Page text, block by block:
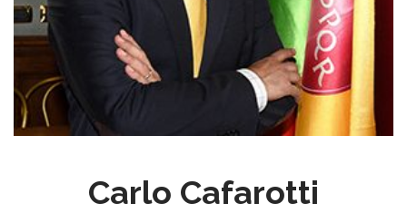
Carlo Cafarotti